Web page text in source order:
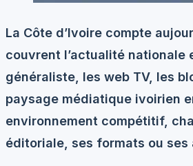
La Côte d’Ivoire compte
couvrent l’actualité nationale
généraliste, les web TV, les
paysage médiatique ivoirien
environnement compétitif,
éditoriale, ses formats ou